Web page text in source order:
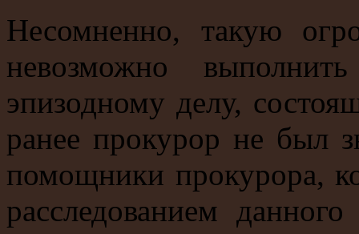
Несомненно, такую
невозможно
эпизодному делу,
ранее прокурор не был
помощники прокурора,
расследованием